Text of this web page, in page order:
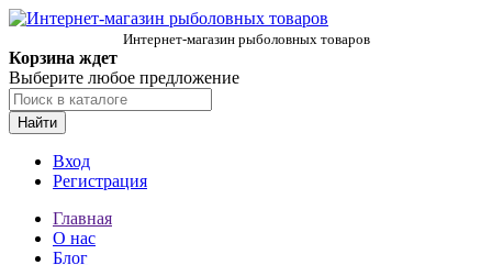
Интернет-магазин рыболовных товаров
Корзина ждет
Выберите любое предложение
Найти
Вход
Регистрация
Главная
О нас
Блог